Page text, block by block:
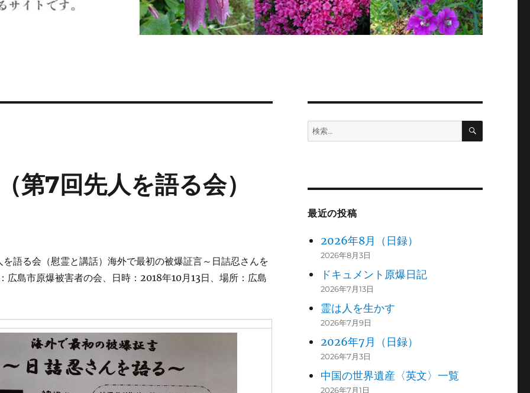
第7回先人を語る会）
語る会（慰霊と講話）海外で最初の被爆証言～日詰忍さんを
広島市原爆被害者の会、日時：2018年10月13日、場所：広島
検
索:
検
最近の投稿
2026年8月（日録）
2026年8月3日
ドキュメント原爆日記
2026年7月13日
霊は人を生かす
2026年7月9日
2026年7月（日録）
2026年7月3日
中国の世界遺産〈英文〉一覧
2026年7月1日